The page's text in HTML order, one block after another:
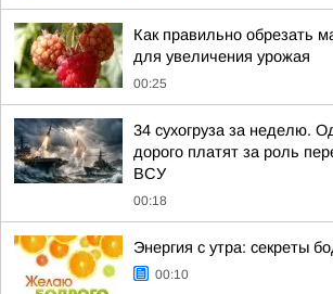
Как правильно обрезать
для увеличения урожая
00:25
34 сухогруза за неделю.
дорого платят за роль
ВСУ
00:18
Энергия с утра: секреты
00:10